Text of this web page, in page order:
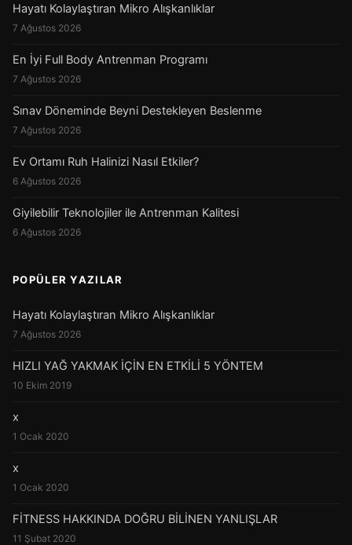
Hayatı Kolaylaştıran Mikro Alışkanlıklar
7 Ağustos 2026
En İyi Full Body Antrenman Programı
7 Ağustos 2026
Sınav Döneminde Beyni Destekleyen Beslenme
7 Ağustos 2026
Ev Ortamı Ruh Halinizi Nasıl Etkiler?
6 Ağustos 2026
Giyilebilir Teknolojiler ile Antrenman Kalitesi
6 Ağustos 2026
POPÜLER YAZILAR
Hayatı Kolaylaştıran Mikro Alışkanlıklar
7 Ağustos 2026
HIZLI YAĞ YAKMAK İÇİN EN ETKİLİ 5 YÖNTEM
10 Ekim 2019
x
1 Ocak 2020
x
1 Ocak 2020
FİTNESS HAKKINDA DOĞRU BİLİNEN YANLIŞLAR
11 Şubat 2020